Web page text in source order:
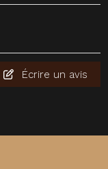
Écrire un avis